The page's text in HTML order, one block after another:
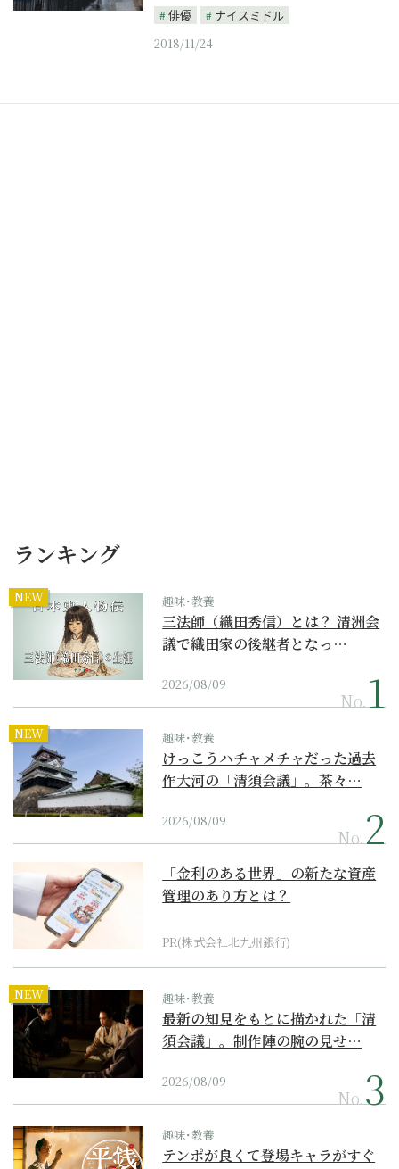
俳優
ナイスミドル
2018/11/24
ランキング
NEW 趣味･教養
三法師（織田秀信）とは？ 清洲会
議で織田家の後継者となっ…
2026/08/09
No.
NEW 趣味･教養
けっこうハチャメチャだった過去
作大河の「清須会議」。茶々…
2026/08/09
No.
「金利のある世界」の新たな資産
管理のあり方とは？
PR(株式会社北九州銀行)
NEW 趣味･教養
最新の知見をもとに描かれた「清
須会議」。制作陣の腕の見せ…
2026/08/09
No.
趣味･教養
テンポが良くて登場キャラがすぐ